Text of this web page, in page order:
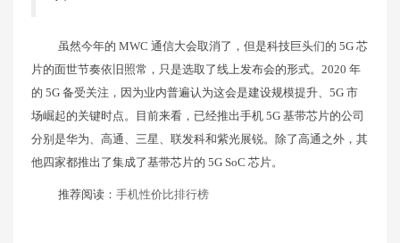
虽然今年的 MWC 通信大会取消了，但是科技巨头们的 5G 芯
片的面世节奏依旧照常，只是选取了线上发布会的形式。2020 年
的 5G 备受关注，因为业内普遍认为这会是建设规模提升、5G 市
场崛起的关键时点。目前来看，已经推出手机 5G 基带芯片的公司
分别是华为、高通、三星、联发科和紫光展锐。除了高通之外，其
他四家都推出了集成了基带芯片的 5G SoC 芯片。
推荐阅读： 手机性价比排行榜